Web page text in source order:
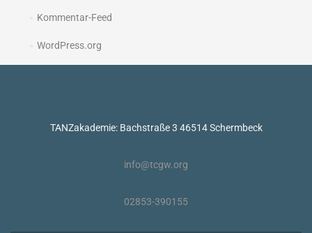
Kommentar-Feed
WordPress.org
TANZakademie: Bachstraße 3 46514 Schermbeck
info@tcgw.org
02853-390155